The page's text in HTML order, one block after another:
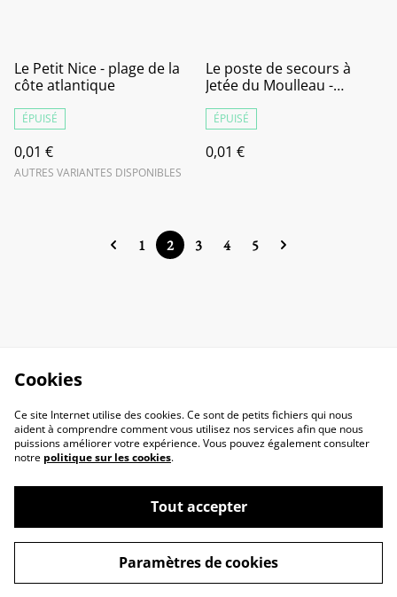
Le Petit Nice - plage de la
côte atlantique
ÉPUISÉ
0,01 €
AUTRES VARIANTES DISPONIBLES
Le poste de secours à
Jetée du Moulleau -
ÉPUISÉ
0,01 €
1 2 3 4 5
Politique de
confidentialité
Politique de cookies
Cookies
Ce site Internet utilise des cookies. Ce sont de petits fichiers qui nous
aident à comprendre comment vous utilisez nos services afin que nous
puissions améliorer votre expérience. Vous pouvez également consulter
notre politique sur les cookies.
Tout accepter
Paramètres de cookies